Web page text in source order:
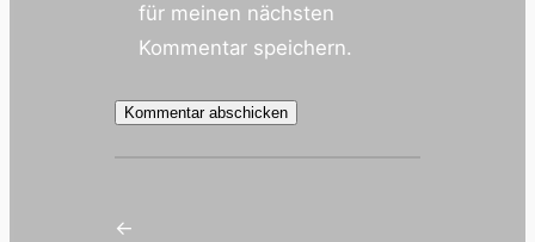
für meinen nächsten
Kommentar speichern.
←